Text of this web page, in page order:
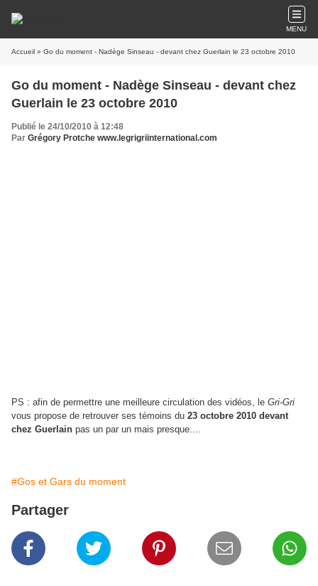
MENU
Accueil » Go du moment - Nadège Sinseau - devant chez Guerlain le 23 octobre 2010
Go du moment - Nadège Sinseau - devant chez
Guerlain le 23 octobre 2010
Publié le 24/10/2010 à 12:48
Par Grégory Protche www.legrigriinternational.com
PS : afin de permettre une meilleure circulation des vidéos, le Gri-Gri
vous propose de retrouver ses témoins du 23 octobre 2010 devant
chez Guerlain pas un par un mais presque....
#Gos et Gars du moment
Partager